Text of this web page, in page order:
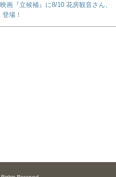
画『立候補』に8/10 花房観音さん、
場！